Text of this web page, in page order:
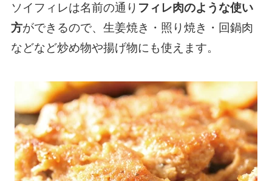
ソイフィレは名前の通り フィレ肉のような使い
方ができるので、生姜焼き・照り焼き・回鍋肉
などなど炒め物や揚げ物にも使えます。